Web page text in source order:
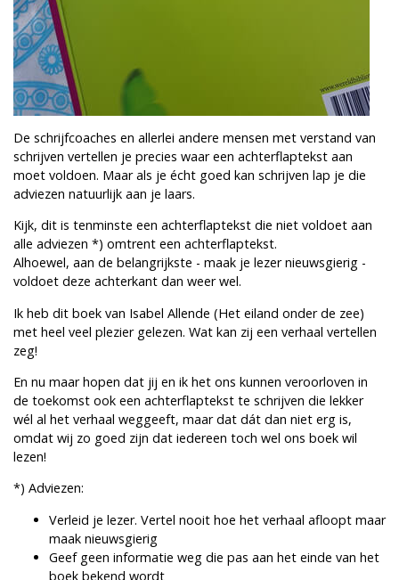
De schrijfcoaches en allerlei andere mensen met verstand van
schrijven vertellen je precies waar een achterflaptekst aan
moet voldoen. Maar als je écht goed kan schrijven lap je die
adviezen natuurlijk aan je laars.
Kijk, dit is tenminste een achterflaptekst die niet voldoet aan
alle adviezen *) omtrent een achterflaptekst.
Alhoewel, aan de belangrijkste - maak je lezer nieuwsgierig -
voldoet deze achterkant dan weer wel.
Ik heb dit boek van Isabel Allende (Het eiland onder de zee)
met heel veel plezier gelezen. Wat kan zij een verhaal vertellen
zeg!
En nu maar hopen dat jij en ik het ons kunnen veroorloven in
de toekomst ook een achterflaptekst te schrijven die lekker
wél al het verhaal weggeeft, maar dat dát dan niet erg is,
omdat wij zo goed zijn dat iedereen toch wel ons boek wil
lezen!
*) Adviezen:
Verleid je lezer. Vertel nooit hoe het verhaal afloopt maar
maak nieuwsgierig
Geef geen informatie weg die pas aan het einde van het
boek bekend wordt